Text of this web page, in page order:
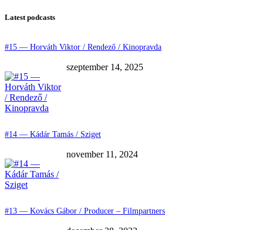
Latest podcasts
#15 — Horváth Viktor / Rendező / Kinopravda
szeptember 14, 2025
#14 — Kádár Tamás / Sziget
november 11, 2024
#13 — Kovács Gábor / Producer – Filmpartners